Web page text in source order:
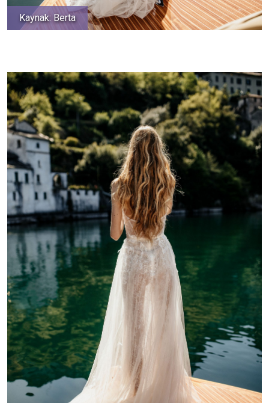
Kaynak: Berta